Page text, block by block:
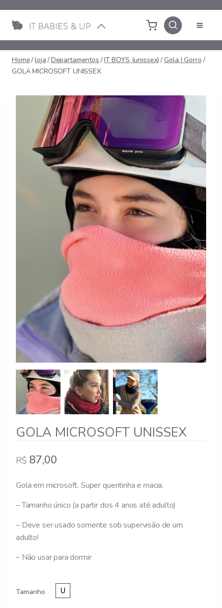
para
Conteúdo
Home/loja /Departamentos /IT BOYS (unissex) / Gola | Gorro /
GOLA MICROSOFT UNISSEX
GOLA MICROSOFT UNISSEX
R$87,00
Gola em microsoft. Super quentinha e macia.
– Tamanho único (a partir dos 4 anos até adulto)
– Deve ser usado somente sob supervisão de um
adulto!
– Não usar para dormir
Tamanho